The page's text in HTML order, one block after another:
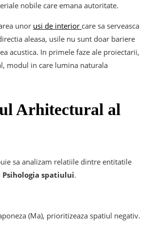
nobile care emana autoritate.
unor usi de interior care sa serveasca
aleasa, usile nu sunt doar bariere
acustica. In primele faze ale proiectarii,
modul in care lumina naturala
Arhitectural al
sa analizam relatiile dintre entitatile
Psihologia spatiului.
(Ma), prioritizeaza spatiul negativ.